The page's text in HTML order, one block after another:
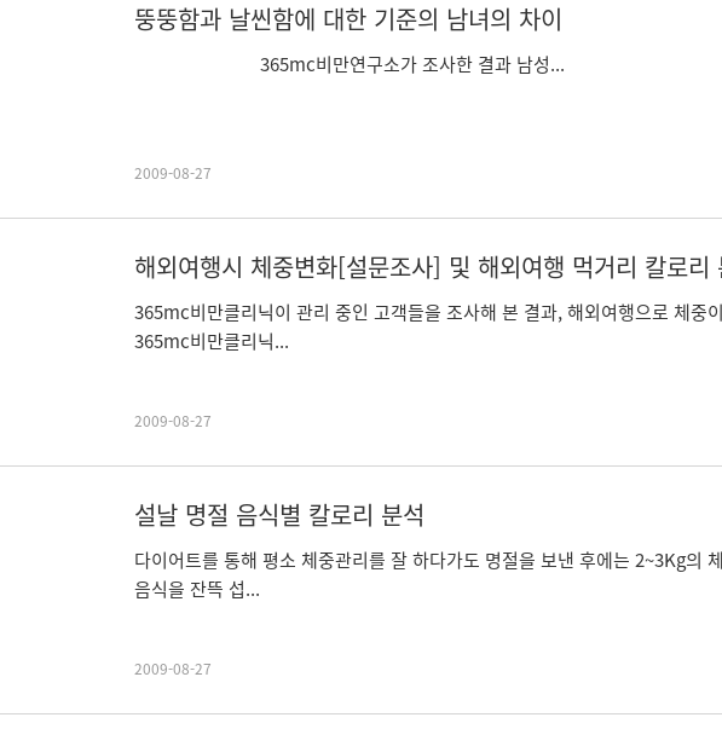
뚱뚱함과 날씬함에 대한 기준의 남녀의 차이
365mc비만연구소가 조사한 결과 남성...
2009-08-27
해외여행시 체중변화[설문조사] 및 해외여행 먹거리 칼로리
365mc비만클리닉이 관리 중인 고객들을 조사해 본 결과, 해외여행으로 체중
365mc비만클리닉...
2009-08-27
설날 명절 음식별 칼로리 분석
다이어트를 통해 평소 체중관리를 잘 하다가도 명절을 보낸 후에는 2~3Kg의
음식을 잔뜩 섭...
2009-08-27